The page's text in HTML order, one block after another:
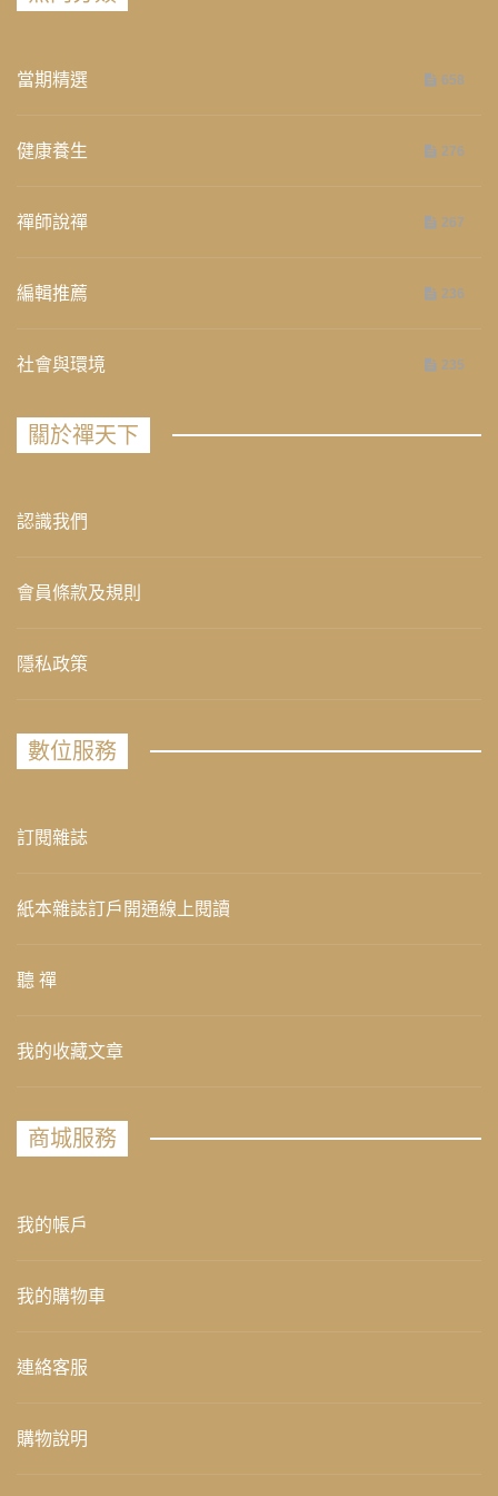
當期精選 658
健康養生 276
禪師說禪 267
編輯推薦 236
社會與環境 235
關於禪天下
認識我們
會員條款及規則
隱私政策
數位服務
訂閱雜誌
紙本雜誌訂戶開通線上閱讀
聽 禪
我的收藏文章
商城服務
我的帳戶
我的購物車
連絡客服
購物說明